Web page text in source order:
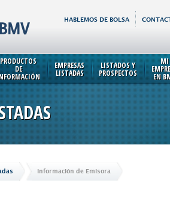
HABLEMOS DE BOLSA
PRODUCTOS
DE EMPRESAS
LISTADAS
LISTADOS Y
PROSPECTOS
MI
EN
Información de Emisora